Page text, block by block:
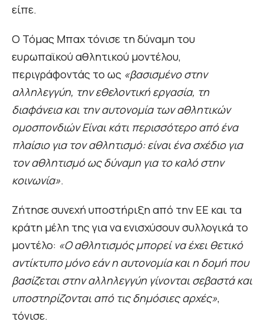
είπε.
Ο Τόμας Μπαχ τόνισε τη δύναμη του
ευρωπαϊκού αθλητικού μοντέλου,
περιγράφοντάς το ως «βασισμένο στην
αλληλεγγύη, την εθελοντική εργασία, τη
διαφάνεια και την αυτονομία των αθλητικών
ομοσπονδιών Είναι κάτι περισσότερο από ένα
πλαίσιο για τον αθλητισμό: είναι ένα σχέδιο για
τον αθλητισμό ως δύναμη για το καλό στην
κοινωνία».
Ζήτησε συνεχή υποστήριξη από την ΕΕ και τα
κράτη μέλη της για να ενισχύσουν συλλογικά το
μοντέλο: «Ο αθλητισμός μπορεί να έχει θετικό
αντίκτυπο μόνο εάν η αυτονομία και η δομή που
βασίζεται στην αλληλεγγύη γίνονται σεβαστά και
υποστηρίζονται από τις δημόσιες αρχές»,
τόνισε.